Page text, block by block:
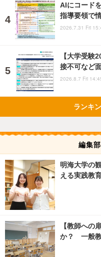
AIにコード
指導要領で
2026.7.31 Fri
【大学受験
接不可など
2026.8.7 Fri
ランキ
編集
明海大学の
える実践教
【教師への
か？ 一般教